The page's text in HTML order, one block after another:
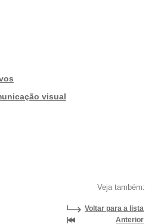
visual
Veja também:
Voltar para a lista
Anterior